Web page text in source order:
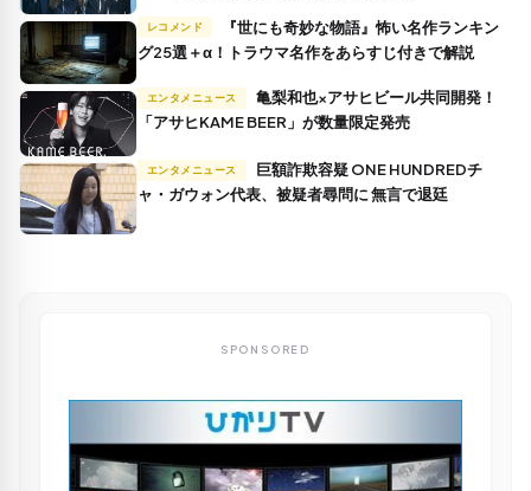
レコメンド
グ25選＋α！トラウマ名作をあらすじ付きで解説
エンタメニュース
「アサヒKAME BEER」が数量限定発売
エンタメニュース
ャ・ガウォン代表、被疑者尋問に 無言で退廷
SPONSORED